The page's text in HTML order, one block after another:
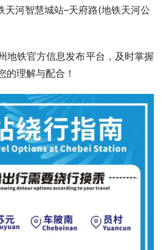
天河智慧城站–天府路(地铁天河公
地铁官方信息发布平台，及时掌握
的理解与配合！